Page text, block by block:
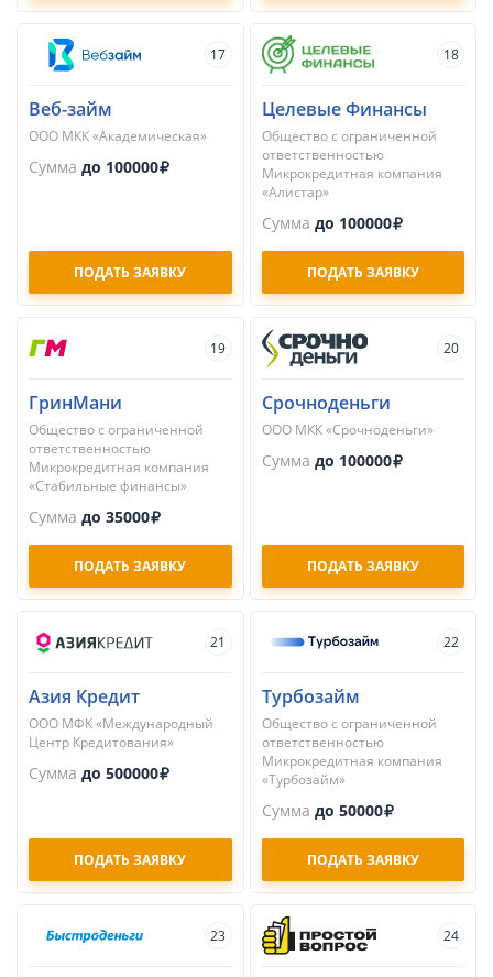
17
Веб-займ
ООО МКК «Академическая»
Сумма до 100000
ПОДАТЬ ЗАЯВКУ
18
Целевые Финансы
Общество с ограниченной
ответственностью
Микрокредитная компания
«Алистар»
Сумма до 100000
ПОДАТЬ ЗАЯВКУ
19
ГринМани
Общество с ограниченной
ответственностью
Микрокредитная компания
«Стабильные финансы»
Сумма до 35000
ПОДАТЬ ЗАЯВКУ
20
Срочноденьги
ООО МКК «Срочноденьги»
Сумма до 100000
ПОДАТЬ ЗАЯВКУ
21
Азия Кредит
ООО МФК «Международный
Центр Кредитования»
Сумма до 500000
ПОДАТЬ ЗАЯВКУ
22
Турбозайм
Общество с ограниченной
ответственностью
Микрокредитная компания
«Турбозайм»
Сумма до 50000
ПОДАТЬ ЗАЯВКУ
23 24